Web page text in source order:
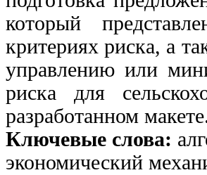
который
критериях риска, а
управлению или
риска для
разработанном
Ключевые слова:
экономический